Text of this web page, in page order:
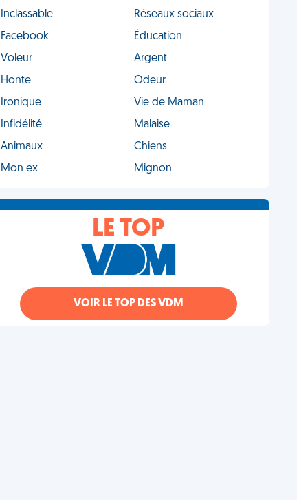
Inclassable
Réseaux sociaux
Facebook
Éducation
Voleur
Argent
Honte
Odeur
Ironique
Vie de Maman
Infidélité
Malaise
Animaux
Chiens
Mon ex
Mignon
LE TOP
VOIR LE TOP DES VDM